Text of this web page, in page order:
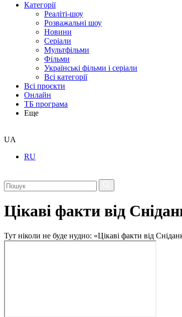
Категорії
Реаліті-шоу
Розважальні шоу
Новини
Серіали
Мультфільми
Фільми
Українські фільми і серіали
Всі категорії
Всі проєкти
Онлайн
ТБ програма
Еще
UA
RU
Цікаві факти від
Тут ніколи не буде нудно: «Цікаві факти від